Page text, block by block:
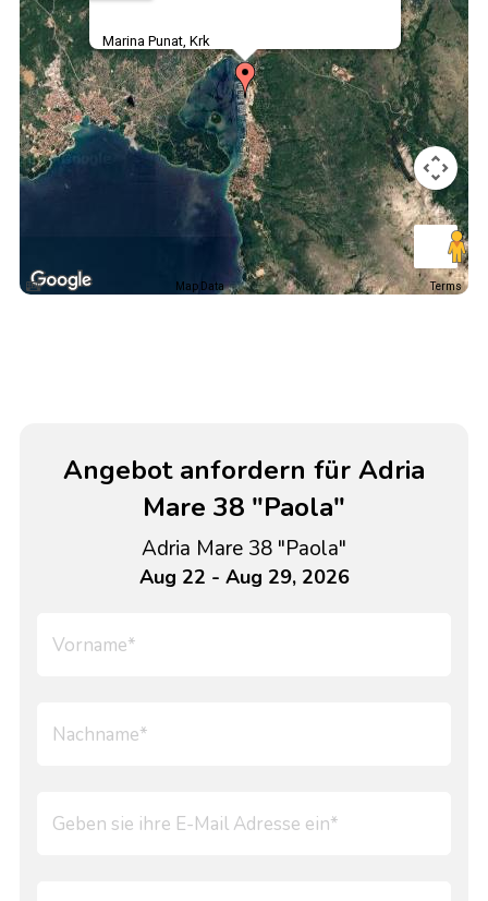
Marina Punat, Krk
Map Data Terms
Angebot anfordern für Adria
Mare 38 "Paola"
Adria Mare 38 "Paola"
Aug 22 - Aug 29, 2026